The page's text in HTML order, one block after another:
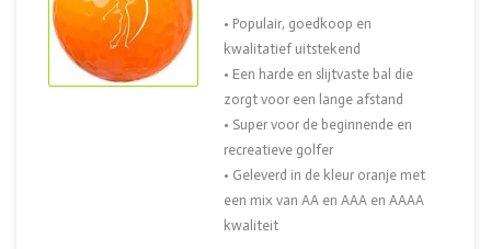
• Populair, goedkoop en
kwalitatief uitstekend
• Een harde en slijtvaste bal die
zorgt voor een lange afstand
• Super voor de beginnende en
recreatieve golfer
• Geleverd in de kleur oranje met
een mix van AA en AAA en AAAA
kwaliteit